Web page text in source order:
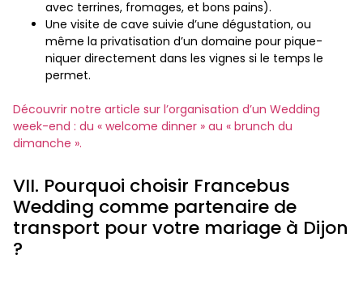
avec terrines, fromages, et bons pains).
Une visite de cave suivie d’une dégustation, ou
même la privatisation d’un domaine pour pique-
niquer directement dans les vignes si le temps le
permet.
Découvrir notre article sur l’organisation d’un Wedding
week-end : du « welcome dinner » au « brunch du
dimanche ».
VII. Pourquoi choisir Francebus
Wedding comme partenaire de
transport pour votre mariage à Dijon
?